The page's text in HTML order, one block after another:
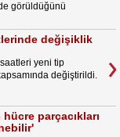
görüldüğünü
değişiklik
yeni tip
değiştirildi.
parçacıkları